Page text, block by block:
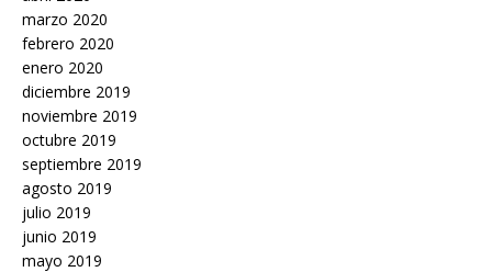
marzo 2020
febrero 2020
enero 2020
diciembre 2019
noviembre 2019
octubre 2019
septiembre 2019
agosto 2019
julio 2019
junio 2019
mayo 2019